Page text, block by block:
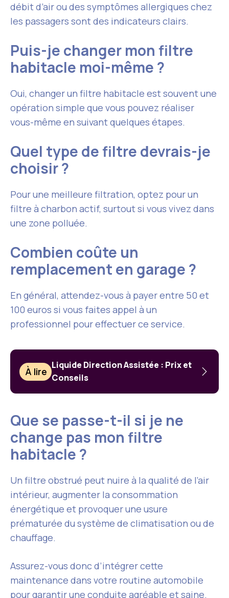
débit d’air ou des symptômes allergiques chez
les passagers sont des indicateurs clairs.
Puis-je changer mon filtre
habitacle moi-même ?
Oui, changer un filtre habitacle est souvent une
opération simple que vous pouvez réaliser
vous-même en suivant quelques étapes.
Quel type de filtre devrais-je
choisir ?
Pour une meilleure filtration, optez pour un
filtre à charbon actif, surtout si vous vivez dans
une zone polluée.
Combien coûte un
remplacement en garage ?
En général, attendez-vous à payer entre 50 et
100 euros si vous faites appel à un
professionnel pour effectuer ce service.
À lire
Liquide Direction Assistée : Prix et
Conseils
Que se passe-t-il si je ne
change pas mon filtre
habitacle ?
Un filtre obstrué peut nuire à la qualité de l’air
intérieur, augmenter la consommation
énergétique et provoquer une usure
prématurée du système de climatisation ou de
chauffage.
Assurez-vous donc d’intégrer cette
maintenance dans votre routine automobile
pour garantir une conduite agréable et saine.